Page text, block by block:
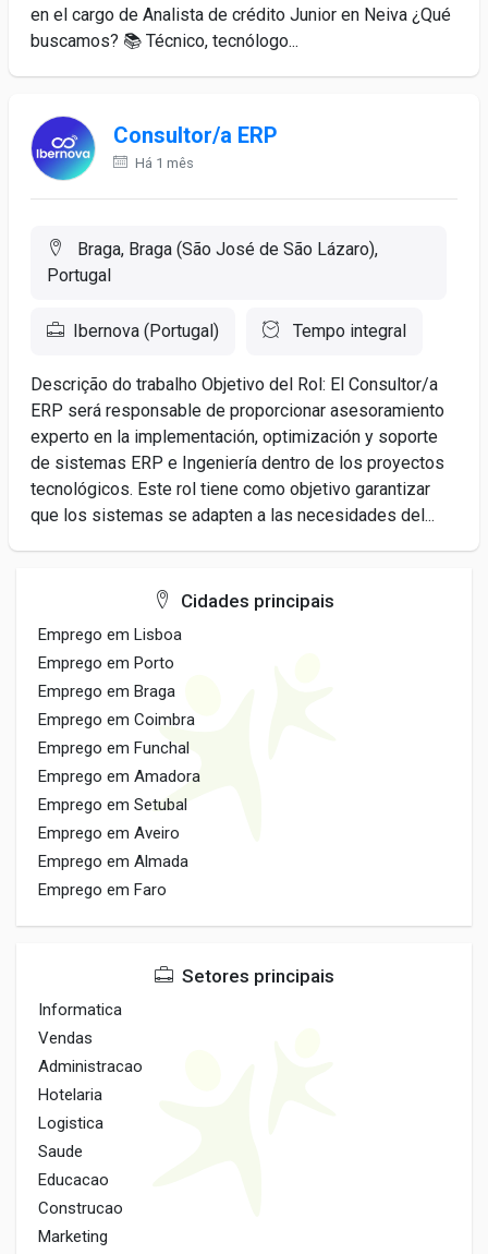
en el cargo de Analista de crédito Junior en Neiva ¿Qué
buscamos? 📚 Técnico, tecnólogo...
Consultor/a ERP
Há 1 mês
Braga, Braga (São José de São Lázaro),
Portugal
Ibernova (Portugal) Tempo integral
Descrição do trabalho Objetivo del Rol: El Consultor/a
ERP será responsable de proporcionar asesoramiento
experto en la implementación, optimización y soporte
de sistemas ERP e Ingeniería dentro de los proyectos
tecnológicos. Este rol tiene como objetivo garantizar
que los sistemas se adapten a las necesidades del...
Cidades principais
Emprego em Lisboa
Emprego em Porto
Emprego em Braga
Emprego em Coimbra
Emprego em Funchal
Emprego em Amadora
Emprego em Setubal
Emprego em Aveiro
Emprego em Almada
Emprego em Faro
Setores principais
Informatica
Vendas
Administracao
Hotelaria
Logistica
Saude
Educacao
Construcao
Marketing